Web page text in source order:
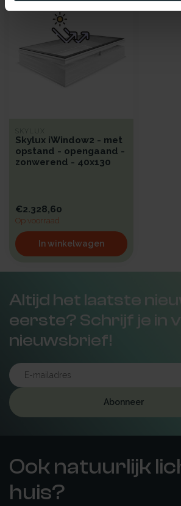
SKYLUX
Skylux iWindow2 - met
opstand - opengaand -
zonwerend - 40x130
€2.328,60
Op voorraad
In winkelwagen
Altijd het laatste
eerste? Schrijf je in
nieuwsbrief!
Abonneer
Ook natuurlijk
huis?